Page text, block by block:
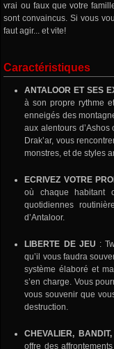
vrai ou faux que votre
sont convaincus. Si vous
faut agir... et vite!
Caractéristiques
ANTALOOR ET SES
à son propre rythme
enneigés des
aux alentours
Drak’ar, vous
monstres, et de styles
ECRIVEZ VOTRE
où chaque habitant
quotidiennes
d’Antaloor.
LIBERTE DE JEU :
qu’il vous faudra
système élaboré et
s’en charge. Vous
vous souvenir que
destruction.
CHEVALIER,
offre des